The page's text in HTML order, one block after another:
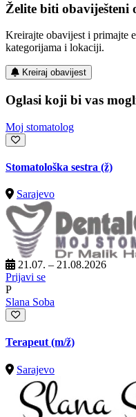
Želite biti obaviješteni
Kreirajte obavijest i primajte
kategorijama i lokaciji.
Kreiraj obavijest
Oglasi koji bi vas
Moj stomatolog
Stomatološka sestra (ž)
Sarajevo
21.07. – 21.08.2026
Prijavi se
P
Slana Soba
Terapeut(m/ž)
Sarajevo